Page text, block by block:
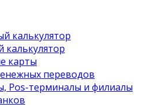
калькулятор
калькулятор
карты
переводов
Pos-терминалы и филиалы